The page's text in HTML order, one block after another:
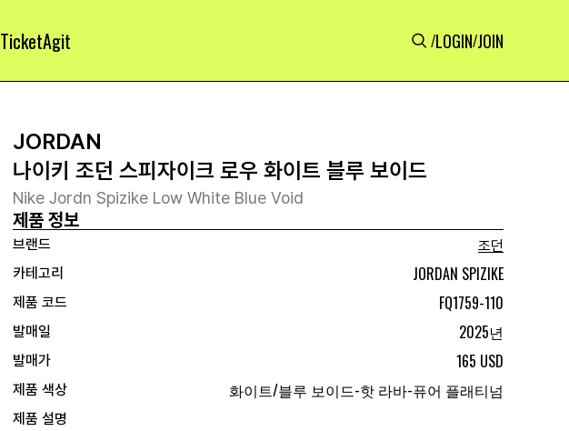
TicketAgit /LOGIN/JOIN
JORDAN
나이키 조던 스피자이크 로우 화이트 블루 보이드
Nike Jordn Spizike Low White Blue Void
제품 정보
브랜드
조던
카테고리
JORDAN SPIZIKE
제품 코드 FQ1759-110
발매일 2025년
발매가 165 USD
제품 색상 화이트/블루 보이드-핫 라바-퓨어 플래티넘
제품 설명